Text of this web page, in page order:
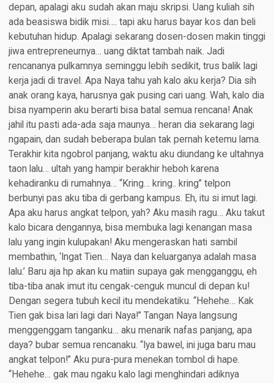
depan, apalagi aku sudah akan maju skripsi. Uang kuliah sih
ada beasiswa bidik misi…. tapi aku harus bayar kos dan beli
kebutuhan hidup. Apalagi sekarang dosen-dosen makin tinggi
jiwa entrepreneurnya… uang diktat tambah naik. Jadi
rencananya pulkamnya seminggu lebih sedikit, trus balik lagi
kerja jadi di travel. Apa Naya tahu yah kalo aku kerja? Dia sih
anak orang kaya, harusnya gak pusing cari uang. Wah, kalo dia
bisa nyamperin aku berarti bisa batal semua rencana! Anak
jahil itu pasti ada-ada saja maunya… heran dia sekarang lagi
ngapain, dan sudah beberapa bulan tak pernah ketemu lama.
Terakhir kita ngobrol panjang, waktu aku diundang ke ultahnya
taon lalu… ultah yang hampir berakhir heboh karena
kehadiranku di rumahnya… “Kring… kring.. kring” telpon
berbunyi pas aku tiba di gerbang kampus. Eh, itu si imut lagi.
Apa aku harus angkat telpon, yah? Aku masih ragu… Aku takut
kalo bicara dengannya, bisa membuka lagi kenangan masa
lalu yang ingin kulupakan! Aku mengeraskan hati sambil
membathin, ‘Ingat Tien… Naya dan keluarganya adalah masa
lalu.’ Baru aja hp akan ku matiin supaya gak mengganggu, eh
tiba-tiba anak imut itu cengak-cenguk muncul di depan ku!
Dengan segera tubuh kecil itu mendekatiku. “Hehehe… Kak
Tien gak bisa lari lagi dari Naya!” Tangan Naya langsung
menggenggam tanganku… aku menarik nafas panjang, apa
daya? bubar semua rencanaku. “Iya bawel, ini juga baru mau
angkat telpon!” Aku pura-pura menekan tombol di hape.
“Hehehe… gak mau ngaku kalo lagi menghindari adiknya